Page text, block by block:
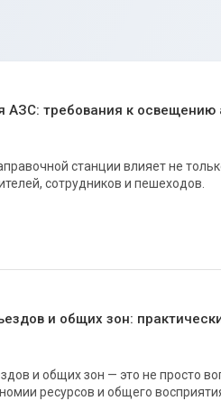
АЗС: требования к освещению
станции влияет не
сотрудников и пешеходов.
и общих зон:
и общих зон — это не просто
ресурсов и общего